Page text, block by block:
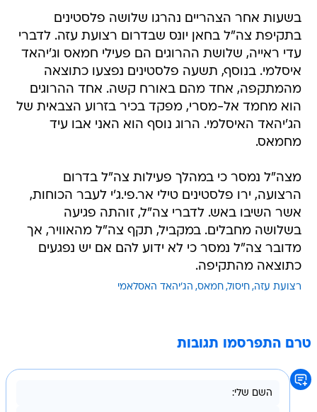
בשעות אחר הצהריים נהרגו שלושה פלסטינים
בתקיפת צה"ל בחאן יונס שבדרום רצועת עזה. לדברי
עדי ראייה, שלושת ההרוגים הם פעילי חמאס וג'יהאד
איסלמי. בנוסף, תשעה פלסטינים נפצעו כתוצאה
מהמתקפה, אחד מהם באורח קשה. אחד ההרוגים
הוא מחמד אל-מסרי, מפקד בכיר בזרוע הצבאית של
הג'יהאד האיסלמי. הרוג נוסף הוא האני אבו עיד
מחמאס.
מצה"ל נמסר כי במהלך פעילות צה"ל בדרום
הרצועה, ירו פלסטינים טילי אר.פי.ג'י לעבר הכוחות,
אשר השיבו באש. לדברי צה"ל, זוהתה פגיעה
בשלושה מחבלים. במקביל, תקף צה"ל מהאוויר, אך
מדובר צה"ל נמסר כי לא ידוע להם אם יש נפגעים
כתוצאה מהתקיפה.
רצועת עזה חיסול חמאס הג'יהאד האסלאמי
טרם התפרסמו תגובות